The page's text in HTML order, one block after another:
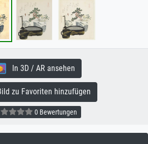
In 3D / AR ansehen
zu Favoriten hinzufügen
0 Bewertungen